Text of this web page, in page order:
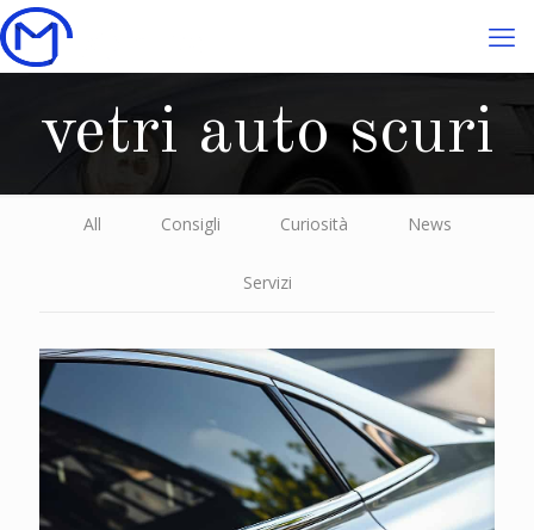
vetri auto scuri
All Consigli Curiosità News
Servizi